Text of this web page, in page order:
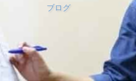
ブログ